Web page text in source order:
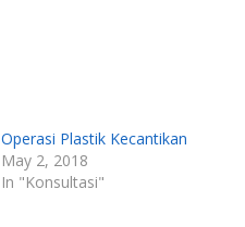
Operasi Plastik Kecantikan
May 2, 2018
In "Konsultasi"